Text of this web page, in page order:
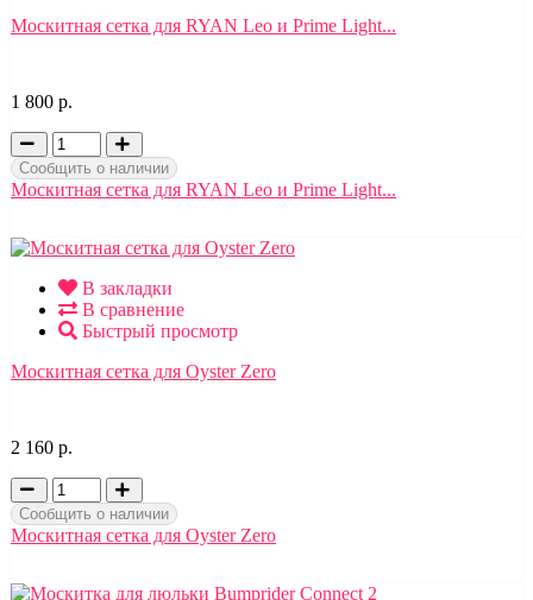
Москитная сетка для RYAN Leo и Prime Light...
1 800 р.
Сообщить о наличии
Москитная сетка для RYAN Leo и Prime Light...
В закладки
В сравнение
Быстрый просмотр
Москитная сетка для Oyster Zero
2 160 р.
Сообщить о наличии
Москитная сетка для Oyster Zero